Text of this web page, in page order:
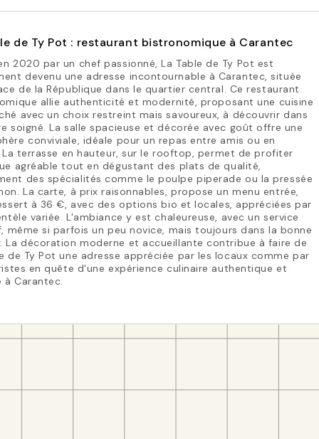
de Ty Pot : restaurant bistronomique à Carantec
2020 par un chef passionné, La Table de Ty Pot est
devenu une adresse incontournable à Carantec, située
de la République dans le quartier central. Ce restaurant
allie authenticité et modernité, proposant une cuisine
avec un choix restreint mais savoureux, à découvrir dans
soigné. La salle spacieuse et décorée avec goût offre une
conviviale, idéale pour un repas entre amis ou en
La terrasse en hauteur, sur le rooftop, permet de profiter
agréable tout en dégustant des plats de qualité,
des spécialités comme le poulpe piperade ou la pressée
La carte, à prix raisonnables, propose un menu entrée,
à 36 €, avec des options bio et locales, appréciées par
variée. L'ambiance y est chaleureuse, avec un service
même si parfois un peu novice, mais toujours dans la bonne
La décoration moderne et accueillante contribue à faire de
de Ty Pot une adresse appréciée par les locaux comme par
en quête d'une expérience culinaire authentique et
à Carantec.